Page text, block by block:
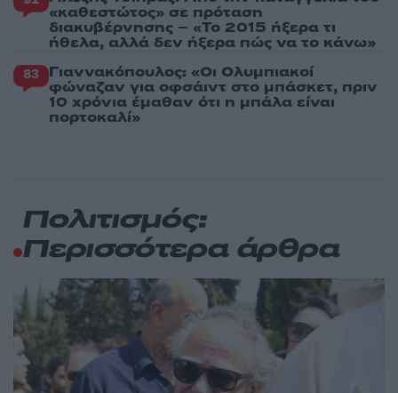
«καθεστώτος» σε πρόταση
διακυβέρνησης – «Το 2015 ήξερα τι
ήθελα, αλλά δεν ήξερα πώς να το κάνω»
83 Γιαννακόπουλος: «Οι Ολυμπιακοί
φώναζαν για οφσάιντ στο μπάσκετ, πριν
10 χρόνια έμαθαν ότι η μπάλα είναι
πορτοκαλί»
Πολιτισμός:
Περισσότερα άρθρα